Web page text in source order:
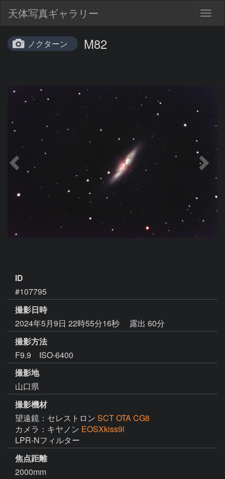
天体写真ギャラリー
ノクターン M82
ID
#107795
撮影日時
2024年5月9日 22時55分16秒
露出 60分
撮影方法
F9.9 ISO-6400
撮影地
山口県
撮影機材
望遠鏡：セレストロン SCT OTA CG8
カメラ：キヤノン EOSXkiss9i
焦点距離
2000mm